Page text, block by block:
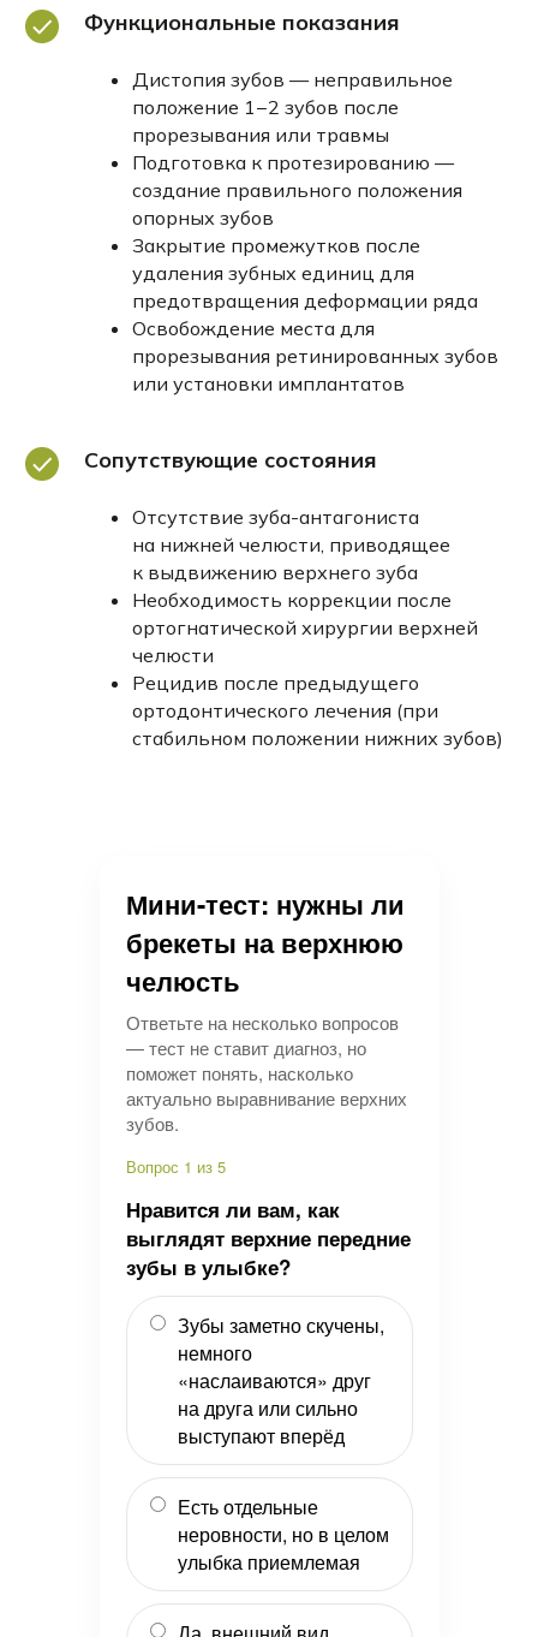
Функциональные показания
Дистопия зубов — неправильное
положение 1−2 зубов после
прорезывания или травмы
Подготовка к протезированию —
создание правильного положения
опорных зубов
Закрытие промежутков после
удаления зубных единиц для
предотвращения деформации ряда
Освобождение места для
прорезывания ретинированных зубов
или установки имплантатов
Сопутствующие состояния
Отсутствие зуба-антагониста
на нижней челюсти, приводящее
к выдвижению верхнего зуба
Необходимость коррекции после
ортогнатической хирургии верхней
челюсти
Рецидив после предыдущего
ортодонтического лечения (при
стабильном положении нижних зубов)
Мини-тест: нужны ли
брекеты на верхнюю
челюсть
Ответьте на несколько вопросов
— тест не ставит диагноз, но
поможет понять, насколько
актуально выравнивание верхних
зубов.
Вопрос 1 из 5
Нравится ли вам, как
выглядят верхние передние
зубы в улыбке?
Зубы заметно скучены,
немного
«наслаиваются» друг
на друга или сильно
выступают вперёд
Есть отдельные
неровности, но в целом
улыбка приемлемая
Совет врача
Подробнее о враче
Одночелюстное лечение
брекетами требует особенно
тщательного планирования
и может применяться только при
локальных дефектах верхнего
ряда. Зубочелюстная система
представляет единый
функциональный комплекс, где
зубов неизбежно влияет
на окклюзионные контакты.
Такой подход применяется только
при полной уверенности
в стабильности нижней челюсти
и отсутствии скрытых нарушений
прикуса. Перед началом лечения
обязательно проводится
функциональный анализ ВНЧС
и компьютерное моделирование
результата. В 85% случаев
лечения необходимо немедленно
скорректировать план терапии.